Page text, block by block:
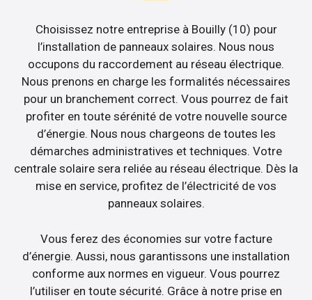
Choisissez notre entreprise à Bouilly (10) pour
l’installation de panneaux solaires. Nous nous
occupons du raccordement au réseau électrique.
Nous prenons en charge les formalités nécessaires
pour un branchement correct. Vous pourrez de fait
profiter en toute sérénité de votre nouvelle source
d’énergie. Nous nous chargeons de toutes les
démarches administratives et techniques. Votre
centrale solaire sera reliée au réseau électrique. Dès la
mise en service, profitez de l’électricité de vos
panneaux solaires.
Vous ferez des économies sur votre facture
d’énergie. Aussi, nous garantissons une installation
conforme aux normes en vigueur. Vous pourrez
l’utiliser en toute sécurité. Grâce à notre prise en